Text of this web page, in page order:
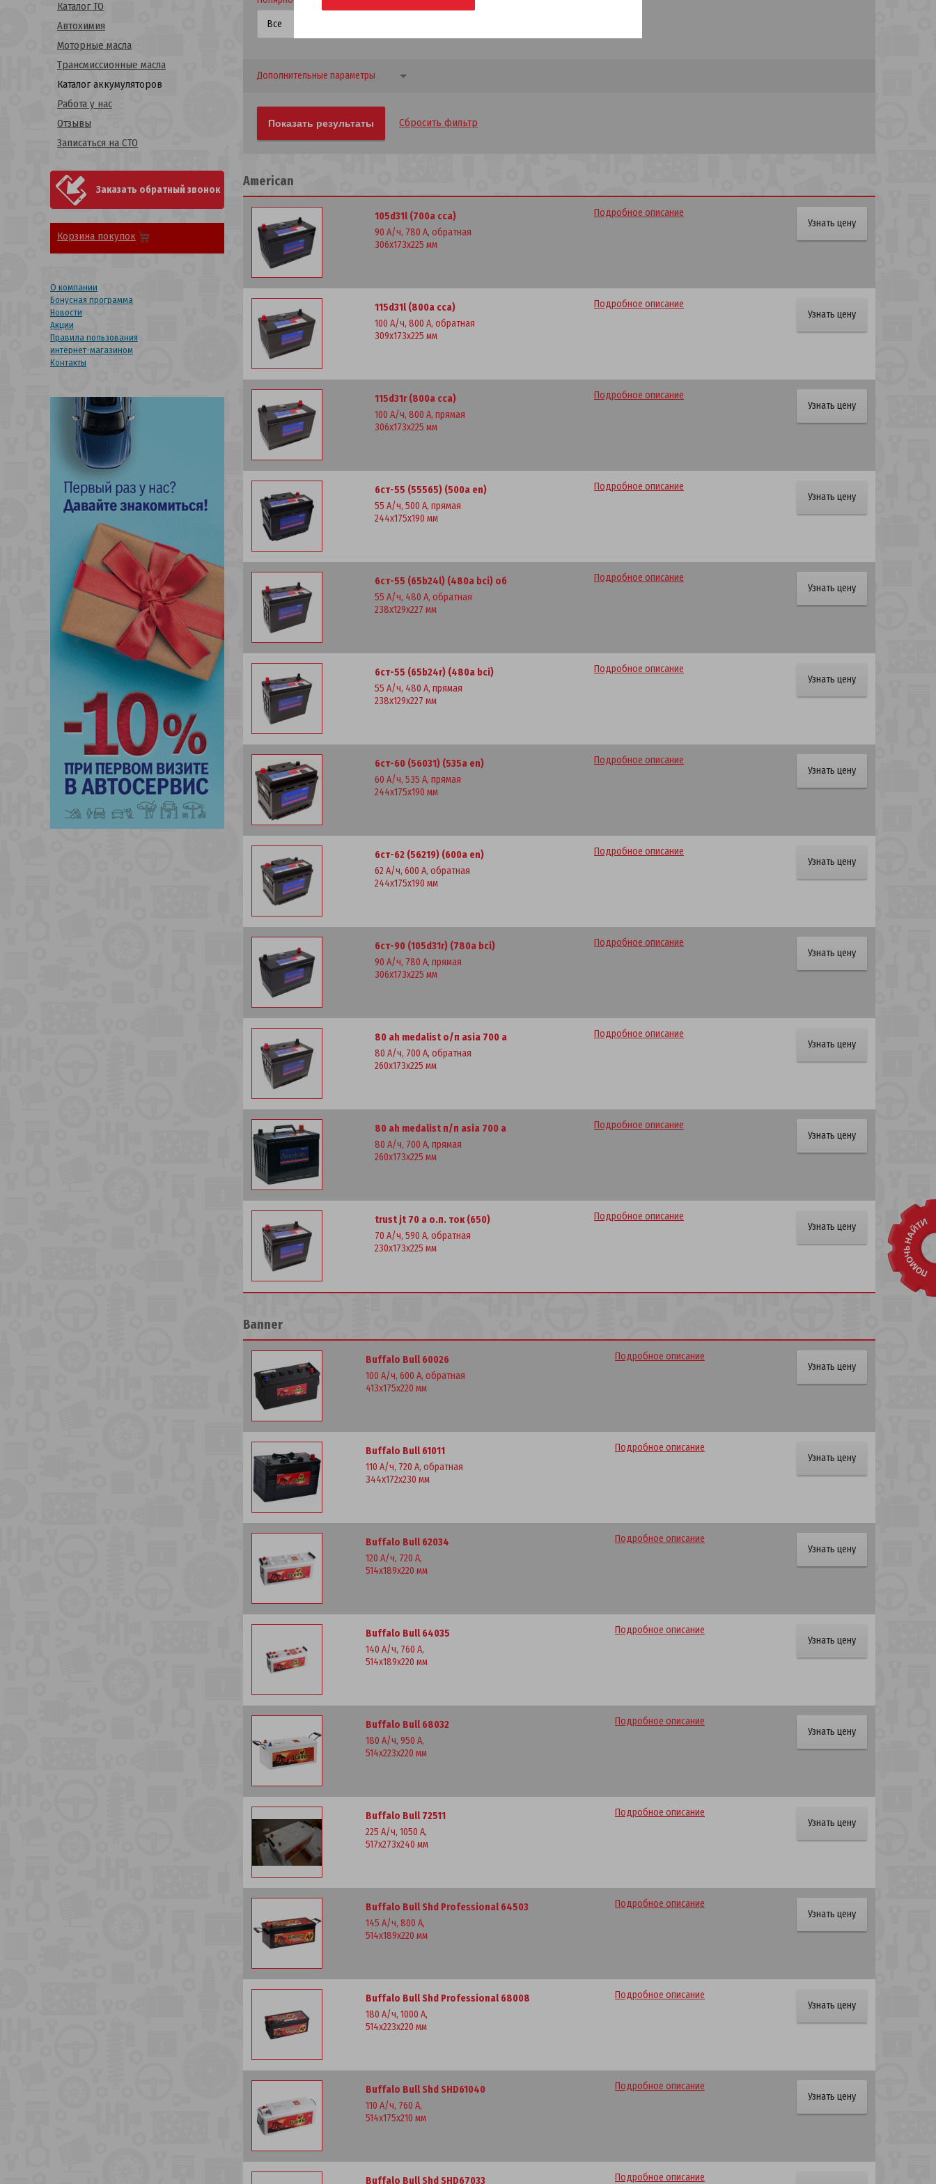
Дополнительные параметры
Сбросить фильтр
American
105d31l (700а cca)
90 А/ч, 780 А, обратная
306x173x225 мм
Подробное описание
Узнать цену
115d31l (800a cca)
100 А/ч, 800 А, обратная
309x173x225 мм
Подробное описание
Узнать цену
115d31r (800a cca)
100 А/ч, 800 А, прямая
306x173x225 мм
Подробное описание
Узнать цену
6ст-55 (55565) (500a en)
55 А/ч, 500 А, прямая
244x175x190 мм
Подробное описание
Узнать цену
6ст-55 (65b24l) (480a bci) об
55 А/ч, 480 А, обратная
238x129x227 мм
Подробное описание
Узнать цену
6ст-55 (65b24r) (480a bci)
55 А/ч, 480 А, прямая
238x129x227 мм
Подробное описание
Узнать цену
6ст-60 (56031) (535a en)
60 А/ч, 535 А, прямая
244x175x190 мм
Подробное описание
Узнать цену
6ст-62 (56219) (600а en)
62 А/ч, 600 А, обратная
244x175x190 мм
Подробное описание
Узнать цену
6ст-90 (105d31r) (780a bci)
90 А/ч, 780 А, прямая
306x173x225 мм
Подробное описание
Узнать цену
80 ah medalist о/п asia 700 a
80 А/ч, 700 А, обратная
260x173x225 мм
Подробное описание
Узнать цену
80 ah medalist п/п asia 700 a
80 А/ч, 700 А, прямая
260x173x225 мм
Подробное описание
Узнать цену
trust jt 70 а о.п. ток (650)
70 А/ч, 590 А, обратная
230x173x225 мм
Подробное описание
Узнать цену
Banner
Buffalo Bull 60026
100 А/ч, 600 А, обратная
413x175x220 мм
Подробное описание
Узнать цену
Buffalo Bull 61011
110 А/ч, 720 А, обратная
344x172x230 мм
Подробное описание
Узнать цену
Buffalo Bull 62034
120 А/ч, 720 А,
514x189x220 мм
Подробное описание
Узнать цену
Buffalo Bull 64035
140 А/ч, 760 А,
514x189x220 мм
Подробное описание
Узнать цену
Buffalo Bull 68032
180 А/ч, 950 А,
514x223x220 мм
Подробное описание
Узнать цену
Buffalo Bull 72511
225 А/ч, 1050 А,
517x273x240 мм
Подробное описание
Узнать цену
Buffalo Bull Shd Professional 64503
145 А/ч, 800 А,
514x189x220 мм
Подробное описание
Узнать цену
Buffalo Bull Shd Professional 68008
180 А/ч, 1000 А,
514x223x220 мм
Подробное описание
Узнать цену
Buffalo Bull Shd SHD61040
110 А/ч, 760 А,
514x175x210 мм
Подробное описание
Узнать цену
Buffalo Bull Shd SHD67033
Подробное описание
Каталог ТО
Автохимия
Моторные масла
Трансмиссионные масла
Каталог аккумуляторов
Работа у нас
Отзывы
Записаться на СТО
Заказать обратный звонок
Корзина покупок
О компании
Бонусная программа
Новости
Акции
Правила пользования
интернет-магазином
Контакты